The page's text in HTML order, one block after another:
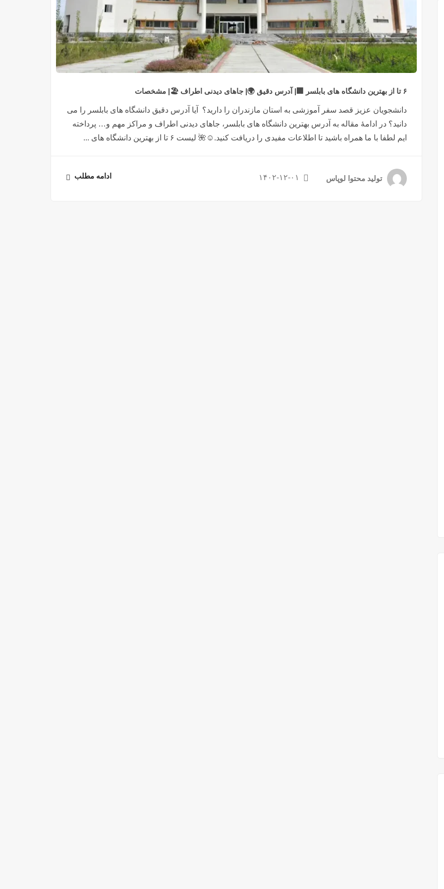
۶ تا از بهترین دانشگاه های بابلسر 🏢| آدرس دقیق 🌍| جاهای دیدنی اطراف 🏖️| مشخصات
دانشجویان عزیز قصد سفر آموزشی به استان مازندران را دارید؟ آیا آدرس دقیق دانشگاه های بابلسر را می
دانید؟ در ادامۀ مقاله به آدرس بهترین دانشگاه های بابلسر، جاهای دیدنی اطراف و مراکز مهم و… پرداخته
ایم لطفا با ما همراه باشید تا اطلاعات مفیدی را دریافت کنید.☺️🌺 لیست ۶ تا از بهترین دانشگاه های ...
تولید محتوا لوپاس ۱۴۰۲-۱۲-۰۱ ادامه مطلب